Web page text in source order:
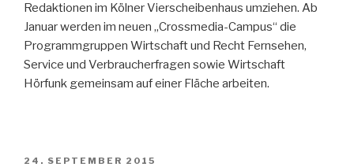
Redaktionen im Kölner Vierscheibenhaus umziehen. Ab
Januar werden im neuen „Crossmedia-Campus“ die
Programmgruppen Wirtschaft und Recht Fernsehen,
Service und Verbraucherfragen sowie Wirtschaft
Hörfunk gemeinsam auf einer Fläche arbeiten.
VERÖFFENTLICHT
24. SEPTEMBER 2015